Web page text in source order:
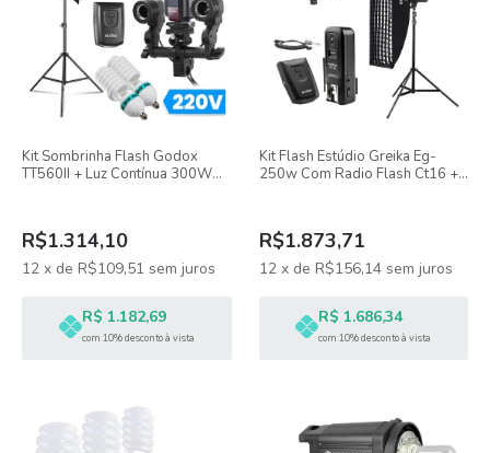
Kit Sombrinha Flash Godox
TT560II + Luz Contínua 300W
R$1.314,10
12 x de R$109,51 sem juros
R$ 1.182,69
com 10% desconto à vista
Kit Flash Estúdio Greika Eg-
250w Com Radio Flash Ct16 +
R$1.873,71
12 x de R$156,14 sem juros
R$ 1.686,34
com 10% desconto à vista